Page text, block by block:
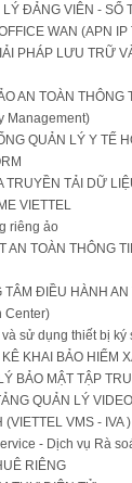
ĐẢNG VIÊN - SỔ
WAN (APN IP
PHÁP LƯU TRỮ
AN TOÀN THÔNG
Management)
QUẢN LÝ Y TẾ
TRUYỀN TẢI DỮ
VIETTEL
riêng ảo
AN TOÀN THÔNG
TÂM ĐIỀU HÀNH AN
Center)
sử dụng thiết bị ký
KHAI BẢO HIỂM
BẢO MẬT TẬP
QUẢN LÝ
VMS - IVA )
- Dịch vụ Rà
RIÊNG